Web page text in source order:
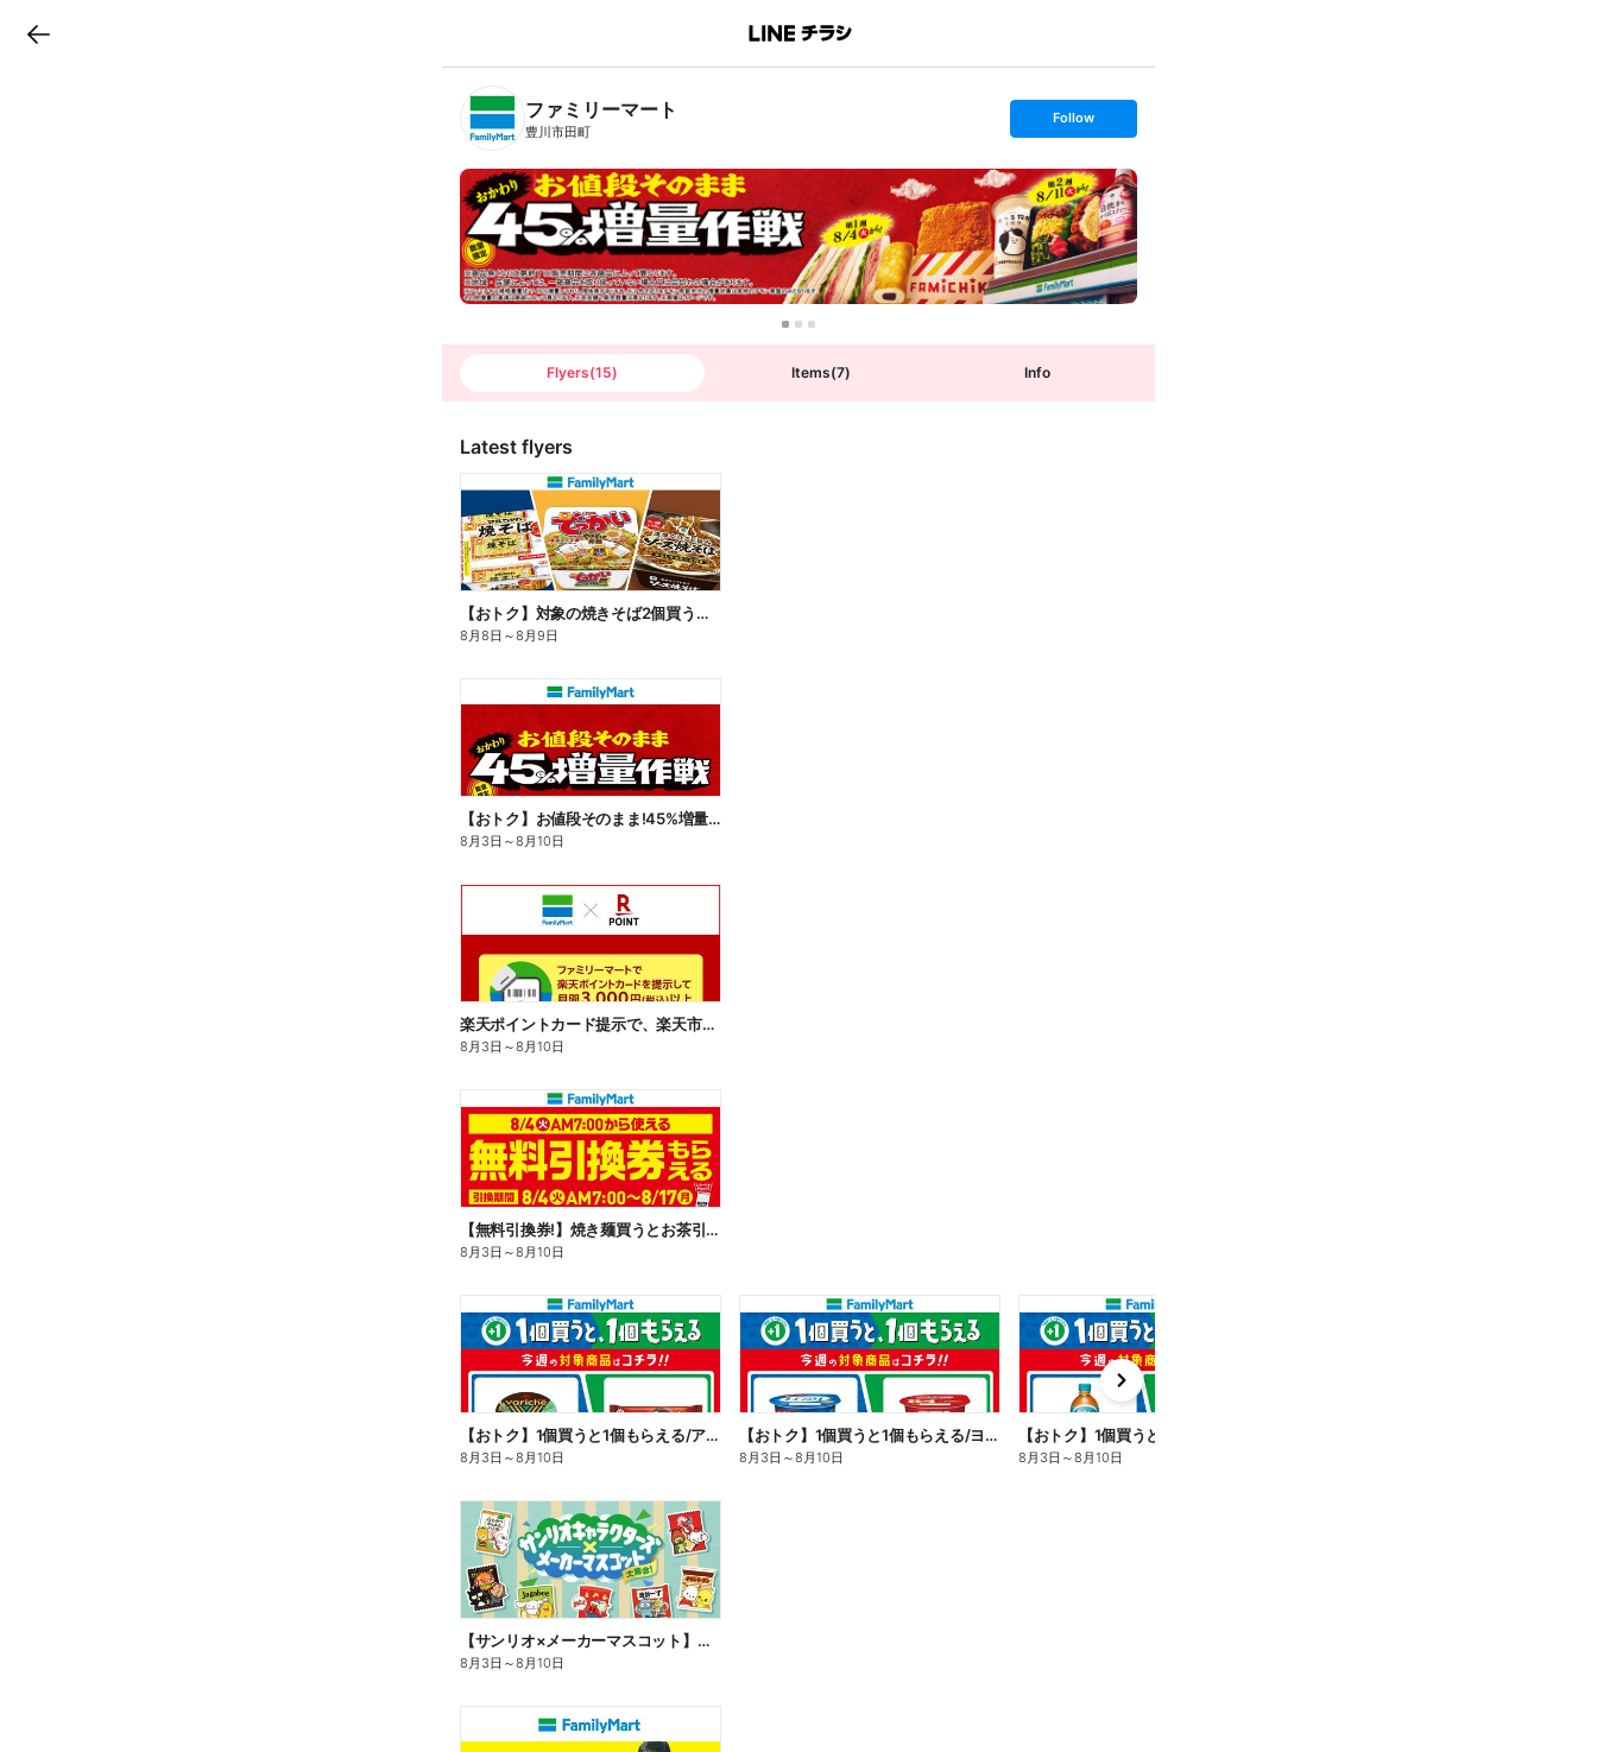
B
n
T
ファミリーマート
豊川市田町
s
t
o
l
l
o
w
Follow
Flyers(15) Items(7) Info
Latest flyers
【おトク】対象の焼きそば2個買うと100円引き!
8月8日 ～8月9日
【おトク】お値段そのまま!45%増量作戦!
8月3日 ～8月10日
楽天ポイントカード提示で、楽天市場でのお買い物がおトクに!
8月3日 ～8月10日
【無料引換券!】焼き麺買うとお茶引換券貰える!
8月3日 ～8月10日
【おトク】1個買うと1個もらえる/アイス
8月3日 ～8月10日
【おトク】1個買うと1個もらえる/ヨーグルト
8月3日 ～8月10日
【おトク】1個買うと1個もらえる/麦茶
8月3日 ～8月10日
e
x
t
【サンリオ×メーカーマスコット】オリジナルグッズ貰える!
8月3日 ～8月10日